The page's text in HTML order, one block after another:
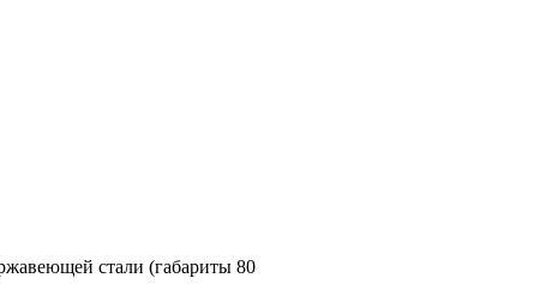
стали (габариты 80